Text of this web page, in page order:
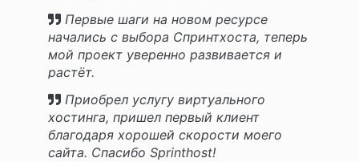
Первые шаги на новом ресурсе
начались с выбора Спринтхоста, теперь
мой проект уверенно развивается и
растёт.
Приобрел услугу виртуального
хостинга, пришел первый клиент
благодаря хорошей скорости моего
сайта. Спасибо Sprinthost!